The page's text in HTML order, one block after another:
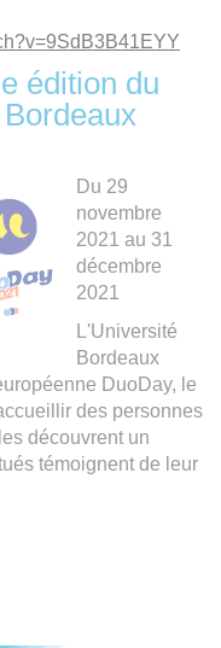
édition du
Du 29
novembre
2021 au 31
décembre
2021
L'Université
Bordeaux
DuoDay, le
des personnes
découvrent un
témoignent de leur